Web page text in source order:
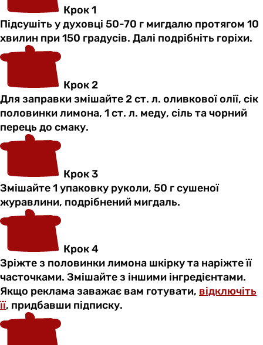
Крок 1
Підсушіть у духовці 50-70 г мигдалю протягом 10
хвилин при 150 градусів. Далі подрібніть горіхи.
Крок 2
Для заправки змішайте 2 ст. л. оливкової олії, сік
половинки лимона, 1 ст. л. меду, сіль та чорний
перець до смаку.
Крок 3
Змішайте 1 упаковку руколи, 50 г сушеної
журавлини, подрібнений мигдаль.
Крок 4
Зріжте з половинки лимона шкірку та наріжте її
часточками. Змішайте з іншими інгредієнтами.
Якщо реклама заважає вам готувати, відключіть
її, придбавши підписку.